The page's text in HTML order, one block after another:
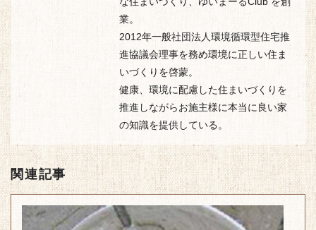
業。
2012年一般社団法人環境循環型住宅推
進協議会理事を務め環境に正しい住ま
いづくりを啓蒙。
健康、環境に配慮した住まいづくりを
推進しながらお施主様に本当に良い家
の知識を提供している。
関連記事